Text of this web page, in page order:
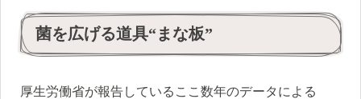
菌を広げる道具“まな板”
厚生労働省が報告しているここ数年のデータによる